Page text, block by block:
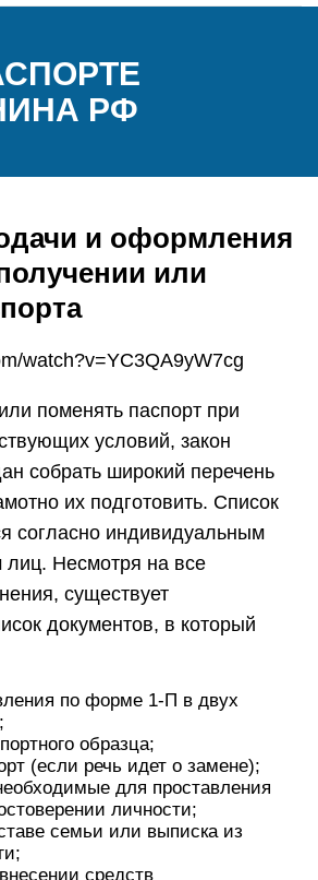
РФ
и оформления
или
watch?v=YC3QA9yW7cg
поменять паспорт при
условий, закон
собрать широкий перечень
их подготовить. Список
согласно индивидуальным
лиц. Несмотря на все
существует
документов, в который
по форме 1-П в двух
образца;
(если речь идет о замене);
для проставления
личности;
семьи или выписка из
средств